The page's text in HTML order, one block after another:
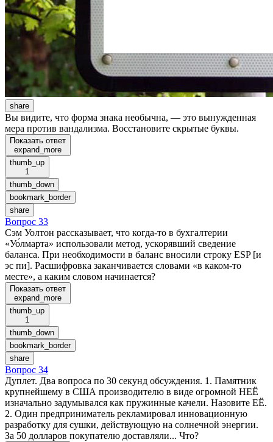
share
Вы видите, что форма знака необычна, — это вынужденная
мера против вандализма. Восстановите скрытые буквы.
Показать ответ
expand_more
thumb_up
1
thumb_down
bookmark_border
share
Вопрос 33
Сэм Уолтон рассказывает, что когда-то в бухгалтерии
«Уо́лмарта» использовали метод, ускорявший сведение
баланса. При необходимости в баланс вносили строку ESP [и
эс пи]. Расшифровка заканчивается словами «в каком-то
месте», а каким словом начинается?
Показать ответ
expand_more
thumb_up
1
thumb_down
bookmark_border
share
Вопрос 34
Дуплет. Два вопроса по 30 секунд обсуждения. 1. Памятник
крупнейшему в США производителю в виде огромной НЕЁ
изначально задумывался как пружинные качели. Назовите ЕЁ.
2. Один предприниматель рекламировал инновационную
разработку для сушки, действующую на солнечной энергии.
За 50 долларов покупателю доставляли... Что?